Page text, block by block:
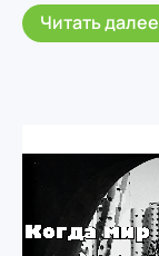
Читать далее